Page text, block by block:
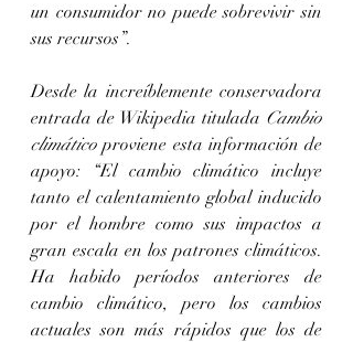
un consumidor no puede sobrevivir sin
sus recursos”.
Desde la increíblemente conservadora
entrada de Wikipedia titulada Cambio
climático proviene esta información de
apoyo: “El cambio climático incluye
tanto el calentamiento global inducido
por el hombre como sus impactos a
gran escala en los patrones climáticos.
Ha habido períodos anteriores de
cambio climático, pero los cambios
actuales son más rápidos que los de